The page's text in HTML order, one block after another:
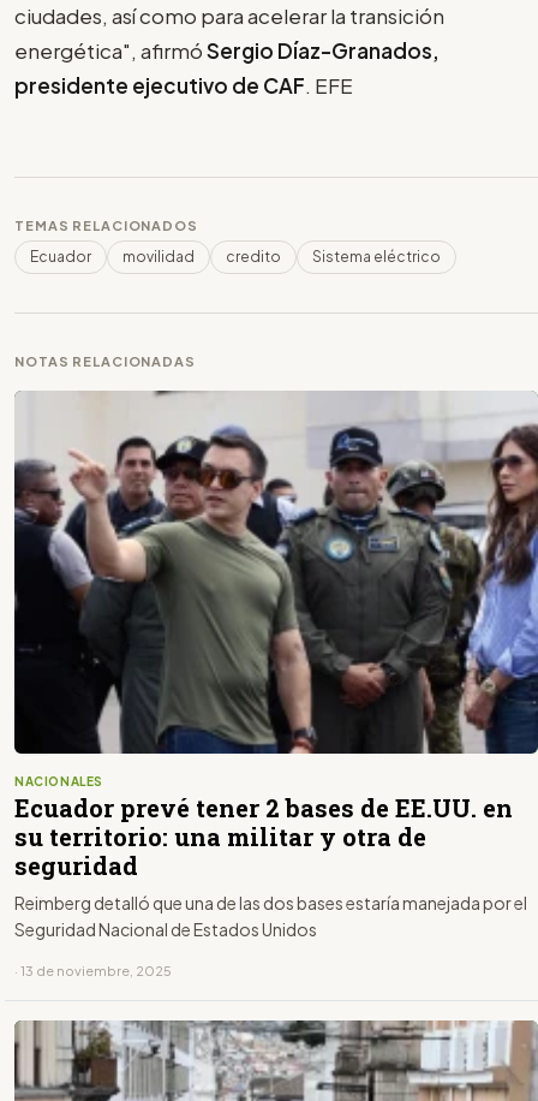
ciudades, así como para acelerar la transición
energética", afirmóSergio Díaz-Granados,
presidente ejecutivo de CAF. EFE
TEMAS RELACIONADOS
Ecuador movilidad credito Sistema eléctrico
NOTAS RELACIONADAS
NACIONALES
Ecuador prevé tener 2 bases de EE.UU. en
su territorio: una militar y otra de
seguridad
Reimberg detalló que una de las dos bases estaría manejada por el
Seguridad Nacional de Estados Unidos
· 13 de noviembre, 2025